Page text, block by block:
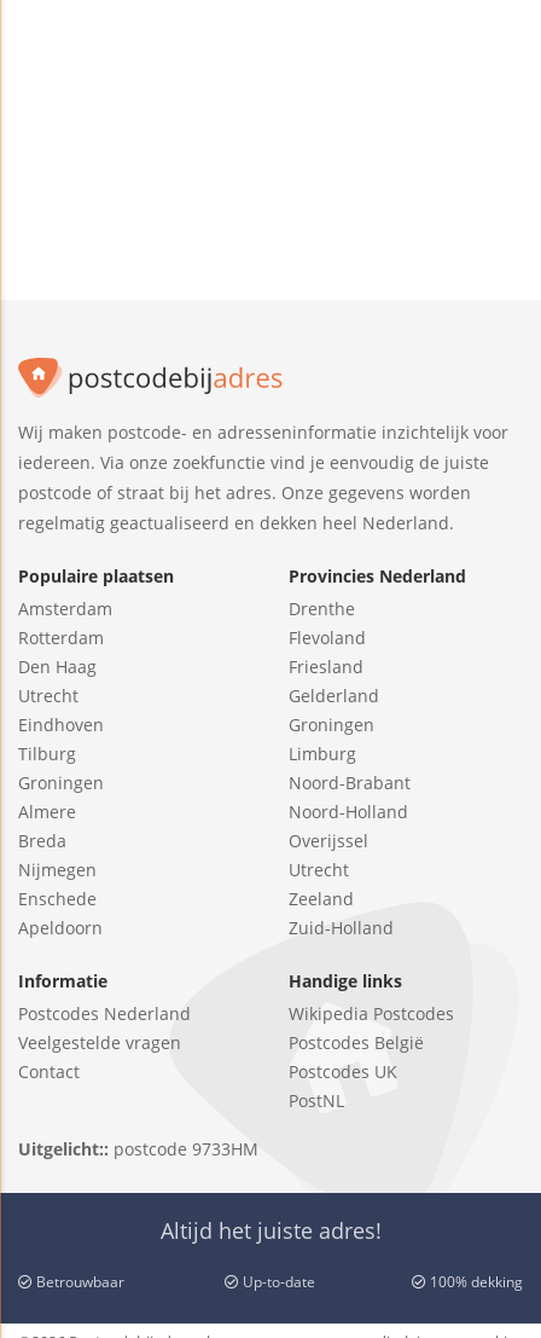
Wij maken postcode- en adresseninformatie inzichtelijk voor
iedereen. Via onze zoekfunctie vind je eenvoudig de juiste
postcode of straat bij het adres. Onze gegevens worden
regelmatig geactualiseerd en dekken heel Nederland.
Populaire plaatsen
Amsterdam
Rotterdam
Den Haag
Utrecht
Eindhoven
Tilburg
Groningen
Almere
Breda
Nijmegen
Enschede
Apeldoorn
Provincies Nederland
Drenthe
Flevoland
Friesland
Gelderland
Groningen
Limburg
Noord-Brabant
Noord-Holland
Overijssel
Utrecht
Zeeland
Zuid-Holland
Informatie
Postcodes Nederland
Veelgestelde vragen
Contact
Handige links
Wikipedia Postcodes
Postcodes België
Postcodes UK
PostNL
Uitgelicht:: postcode 9733HM
Altijd het juiste adres!
Betrouwbaar Up-to-date 100% dekking